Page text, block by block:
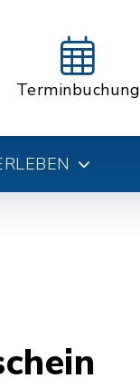
Terminbuchung